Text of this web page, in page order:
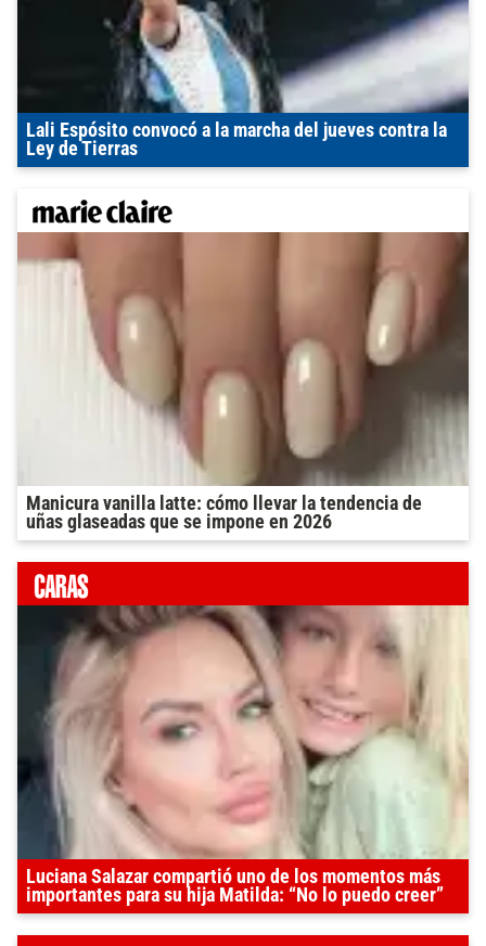
Lali Espósito convocó a la marcha del jueves contra la
Ley de Tierras
Manicura vanilla latte: cómo llevar la tendencia de
uñas glaseadas que se impone en 2026
Luciana Salazar compartió uno de los momentos más
importantes para su hija Matilda: “No lo puedo creer”